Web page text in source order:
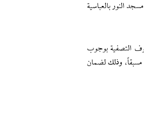
النور بالعباسية
التصفية بوجوب
مسبقاً، وذلك لضمان